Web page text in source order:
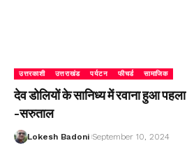
उत्तरकाशी उत्तराखंड पर्यटन फीचर्ड सामाजिक
देव डोलियों के सानिध्य में रवाना हुआ
-सरुताल
Lokesh Badoni September 10, 2024